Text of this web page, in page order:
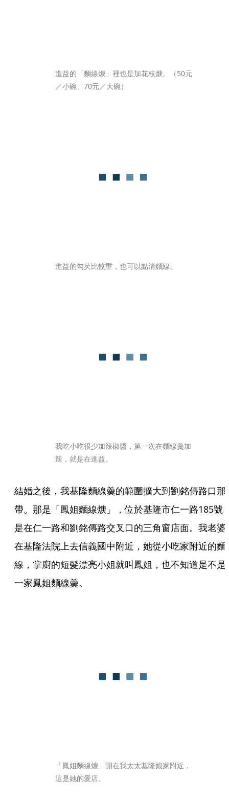
進益的「麵線焿」裡也是加花枝焿。（50元
／小碗、70元／大碗）
進益的勾芡比較重，也可以點清麵線。
我吃小吃很少加辣椒醬，第一次在麵線羹加
辣，就是在進益。
結婚之後，我基隆麵線羮的範圍擴大到劉銘傳路口那
帶。那是「鳳姐麵線焿」，位於基隆市仁一路185號
是在仁一路和劉銘傳路交叉口的三角窗店面。我老婆
在基隆法院上去信義國中附近，她從小吃家附近的麵
線，掌廚的短髮漂亮小姐就叫鳳姐，也不知道是不是
一家鳳姐麵線羮。
「鳳姐麵線焿」開在我太太基隆娘家附近，
這是她的愛店。